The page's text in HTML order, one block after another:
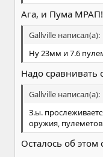
Ага, и Пума МРАП!
Gallville написал(а):
Ну 23мм и 7.6
Надо
Gallville написал(а):
З.ы.
оружия,
Осталось об этом